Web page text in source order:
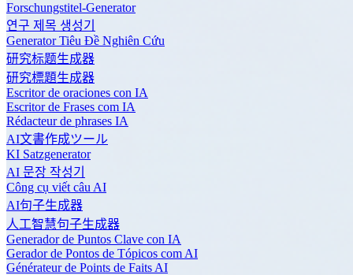
Forschungstitel-Generator
연구 제목 생성기
Generator Tiêu Đề Nghiên Cứu
研究标题生成器
研究標題生成器
Escritor de oraciones con IA
Escritor de Frases com IA
Rédacteur de phrases IA
AI文書作成ツール
KI Satzgenerator
AI 문장 작성기
Công cụ viết câu AI
AI句子生成器
人工智慧句子生成器
Generador de Puntos Clave con IA
Gerador de Pontos de Tópicos com AI
Générateur de Points de Faits AI